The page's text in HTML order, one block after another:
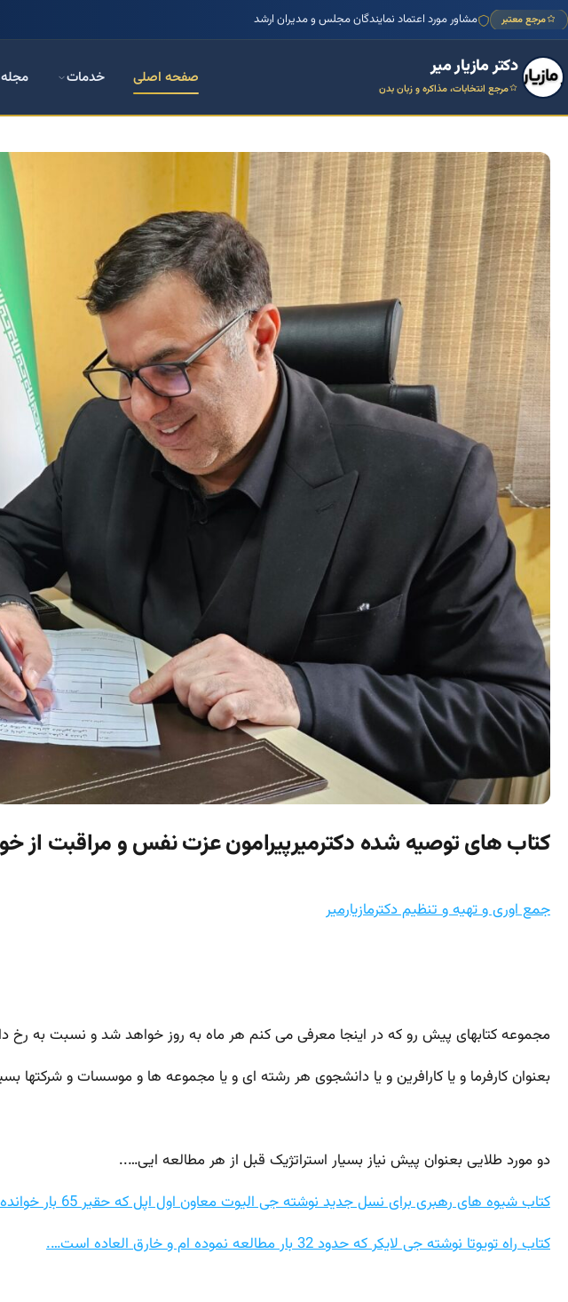
مرجع معتبر
مشاور مورد اعتماد نمایندگان مجلس و مدیران ارشد
منتور بیش از ۱۰۰۰ کسب‌وکار ایرانی
دکتر مازیار میر
مرجع انتخابات، مذاکره و زبان بدن
صفحه اصلی خدمات مجله
کتاب های توصیه شده دکترمیرپیرامون عزت نفس و مراقبت از
جمع اوری و تهیه و تنظیم دکترمازیارمیر
مجموعه کتابهای پیش رو که در اینجا معرفی می کنم هر ماه به روز خواهد شد و نسبت به رخ
بعنوان کارفرما و یا کارافرین و یا دانشجوی هر رشته ای و یا مجموعه ها و موسسات و شرکتها
دو مورد طلایی بعنوان پیش نیاز بسیار استراتژیک قبل از هر مطالعه ایی…..
کتاب شیوه های رهبری برای نسل جدید نوشته جی الیوت معاون اول اپل که حقیر 65 بار خوانده ام و استثنایی است….
کتاب راه تویوتا نوشته جی لایکر که حدود 32 بار مطالعه نموده ام و خارق العاده است….